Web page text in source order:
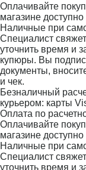
Оплачивайте
магазине
Наличные при
Специалист
уточнить время и
купюры. Вы
документы,
и чек.
Безналичный
курьером: карты
Оплата по
Оплачивайте
магазине
Наличные при
Специалист
уточнить время и